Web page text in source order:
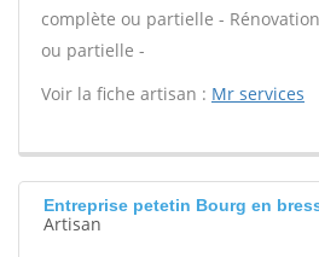
complète ou partielle -
ou partielle -
Voir la fiche artisan : Mr services
Entreprise petetin Bourg en
Artisan